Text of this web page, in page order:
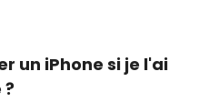
un iPhone si je l'ai